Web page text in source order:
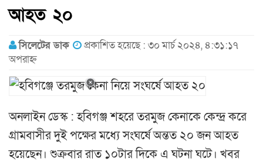
আহত ২০
সিলেটের ডাক
প্রকাশিত হয়েছে : ৩০ মার্চ ২০২৪, ৪:৩১:১৭
অপরাহ্ন
অনলাইন ডেস্ক : হবিগঞ্জ শহরে তরমুজ কেনাকে কেন্দ্র করে
গ্রামবাসীর দুই পক্ষের মধ্যে সংঘর্ষে অন্তত ২০ জন আহত
হয়েছেন। শুক্রবার রাত ১০টার দিকে এ ঘটনা ঘটে। খবর